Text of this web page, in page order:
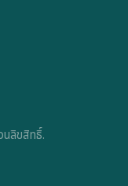
ลิขสิทธิ์.